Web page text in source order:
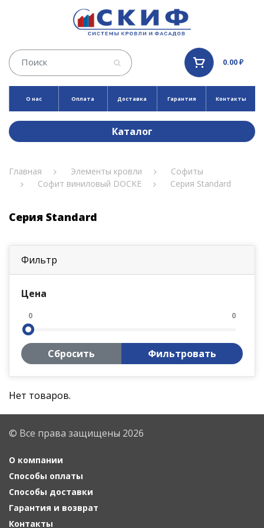
0.00 ₽
О нас Оплата Доставка Гарантия Контакты
Каталог
Главная Элементы кровли
Софиты
Софит виниловый DOCKE
Серия Standard
Серия Standard
Фильтр
Цена
0 0
Сбросить Фильтровать
Нет товаров.
© Все права защищены 2026
О компании
Способы оплаты
Способы доставки
Гарантия и возврат
Контакты